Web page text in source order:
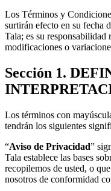
Los Términos y
surtirán efecto en su fecha
Tala; es su
modificaciones o
Sección 1.
Los términos con
tendrán los siguientes
“Aviso de Privacidad”
Tala establece las bases
recopilemos de usted, o
nosotros de conformidad